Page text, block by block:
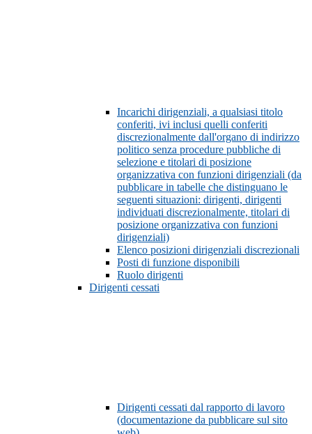
Incarichi dirigenziali, a qualsiasi titolo
conferiti, ivi inclusi quelli conferiti
discrezionalmente dall'organo di indirizzo
politico senza procedure pubbliche di
selezione e titolari di posizione
organizzativa con funzioni dirigenziali (da
pubblicare in tabelle che distinguano le
seguenti situazioni: dirigenti, dirigenti
individuati discrezionalmente, titolari di
posizione organizzativa con funzioni
dirigenziali)
Elenco posizioni dirigenziali discrezionali
Posti di funzione disponibili
Ruolo dirigenti
Dirigenti cessati
Dirigenti cessati dal rapporto di lavoro
(documentazione da pubblicare sul sito